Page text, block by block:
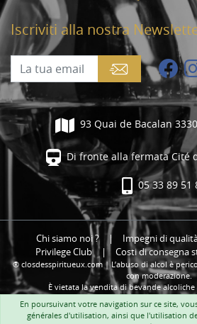
Iscriviti alla nostra
93 Quai de Bacalan
Di fronte alla fermata Cité
05 33 89 51
Chi siamo noi ? | Impegni di
Privilege Club | Costi di consegna
® closdesspiritueux.com | L’abuso di alcol è
con moderazione.
È vietata la vendita di bevande
En poursuivant votre navigation sur ce site,
générales d'utilisation, ainsi que l'utilisation